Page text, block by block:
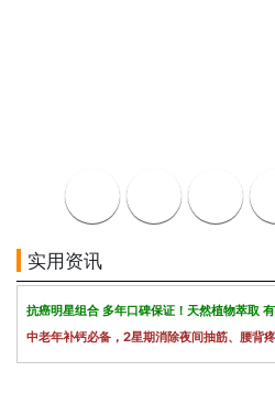
实用资讯
抗癌明星组合 多年口碑保证！天然植物萃取
中老年补钙必备，2星期消除夜间抽筋、腰背